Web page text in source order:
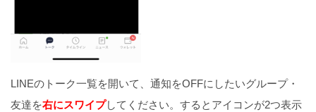
LINEのトーク一覧を開いて、通知をOFFにしたいグループ・
友達を右にスワイプしてください。するとアイコンが2つ表示